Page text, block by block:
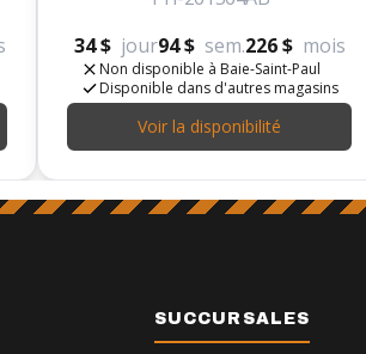
34 $ jour94 $ sem.226 $ mois
Non disponible à Baie-Saint-Paul
Disponible dans d'autres magasins
Voir la disponibilité
SUCCURSALES